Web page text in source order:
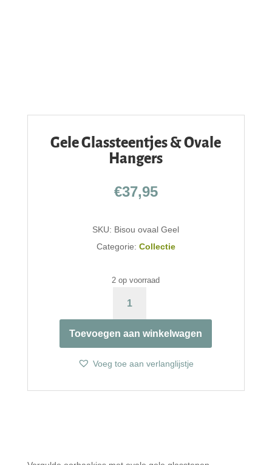
Gele Glassteentjes & Ovale
Hangers
€37,95
SKU: Bisou ovaal Geel
Categorie: Collectie
2 op voorraad
GLASSTEENTJES
&
OVALE
HANGERS
AANTAL
Toevoegen aan winkelwagen
Voeg toe aan verlanglijstje